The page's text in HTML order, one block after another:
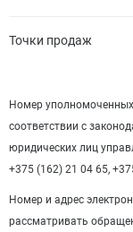
Точки продаж
Номер
соответствии с
юридических лиц
+375 (162) 21 04 65,
Номер и адрес
рассматривать